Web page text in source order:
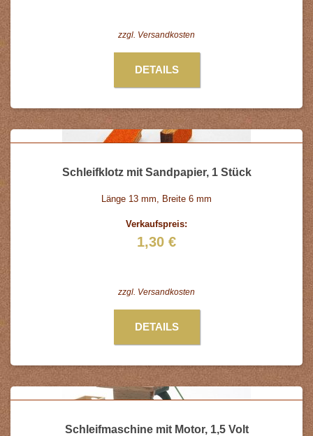
zzgl. Versandkosten
DETAILS
Schleifklotz mit Sandpapier, 1 Stück
Länge 13 mm, Breite 6 mm
Verkaufspreis:
1,30 €
zzgl. Versandkosten
DETAILS
Schleifmaschine mit Motor, 1,5 Volt